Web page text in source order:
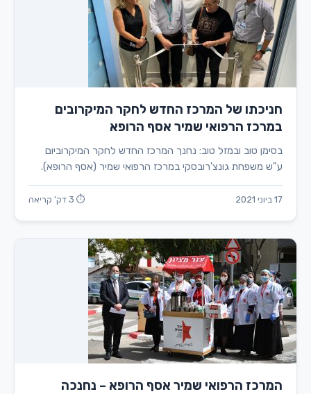
חניכתו של המרכז החדש לחקר המיקרובים
במרכז הרפואי שמיר אסף הרופא
בסימן טוב ובמזל טוב: נחנך המרכז החדש לחקר המיקרוביום
ע"ש משפחת גונצ'רובסקי במרכז הרפואי שמיר (אסף הרופא).
17 ביוני 2021 ⏱ 3 דק' קריאה
המרכז הרפואי שמיר אסף הרופא – נחנכה